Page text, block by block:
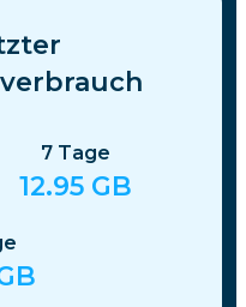
7 Tage
12.95 GB